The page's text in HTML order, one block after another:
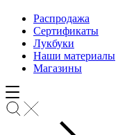
Распродажа
Сертификаты
Лукбуки
Наши материалы
Магазины